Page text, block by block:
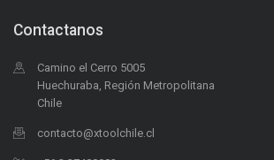
Contactanos
Camino el Cerro 5005
Huechuraba, Región Metropolitana
Chile
contacto@xtoolchile.cl